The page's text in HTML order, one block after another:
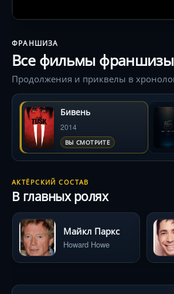
ФРАНШИЗА
Все фильмы франшизы
Продолжения и приквелы в
Бивень
2014
ВЫ СМОТРИТЕ
АКТЁРСКИЙ СОСТАВ
В главных ролях
Майкл Паркс
Howard Howe